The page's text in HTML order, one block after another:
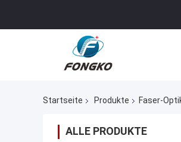
Startseite Produkte Faser-
ALLE PRODUKTE